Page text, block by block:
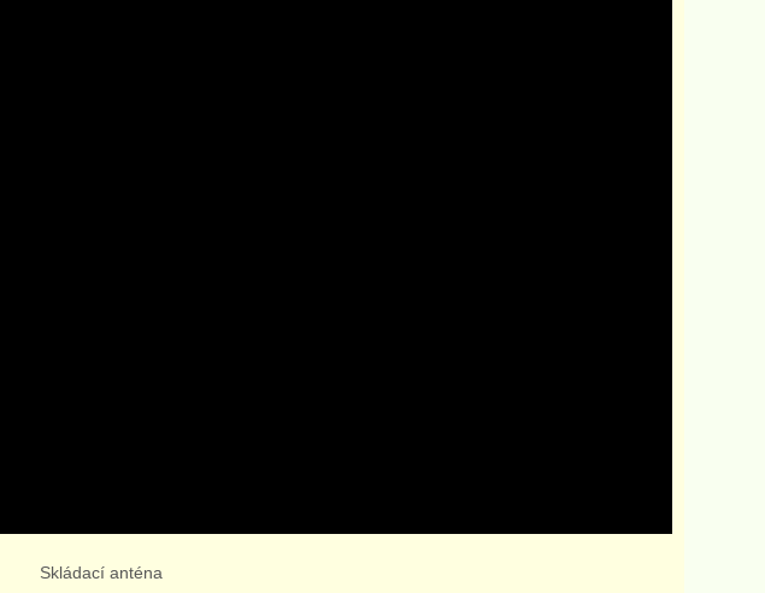
Skládací anténa